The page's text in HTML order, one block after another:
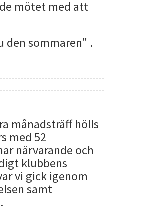
mötet med att
den sommaren" .
månadsträff hölls
med 52
närvarande och
klubbens
vi gick igenom
samt